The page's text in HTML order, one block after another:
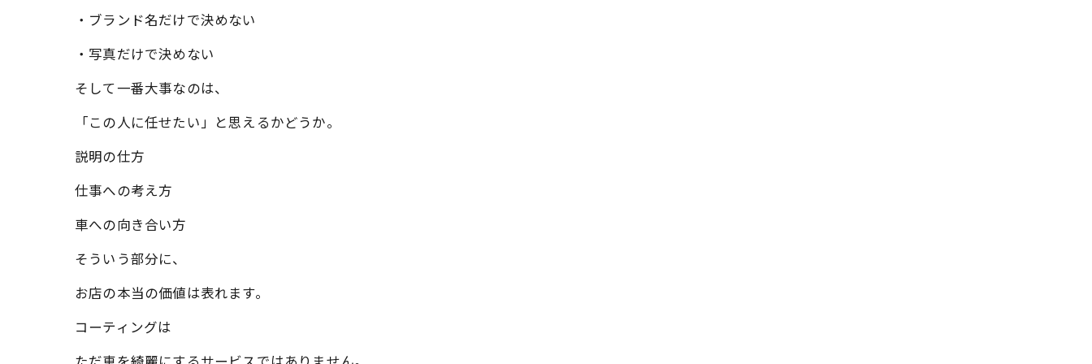
・ブランド名だけで決めない
・写真だけで決めない
そして一番大事なのは、
「この人に任せたい」と思えるかどうか。
説明の仕方
仕事への考え方
車への向き合い方
そういう部分に、
お店の本当の価値は表れます。
コーティングは